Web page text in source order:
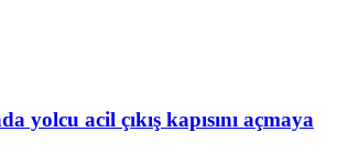
yolcu acil çıkış kapısını açmaya